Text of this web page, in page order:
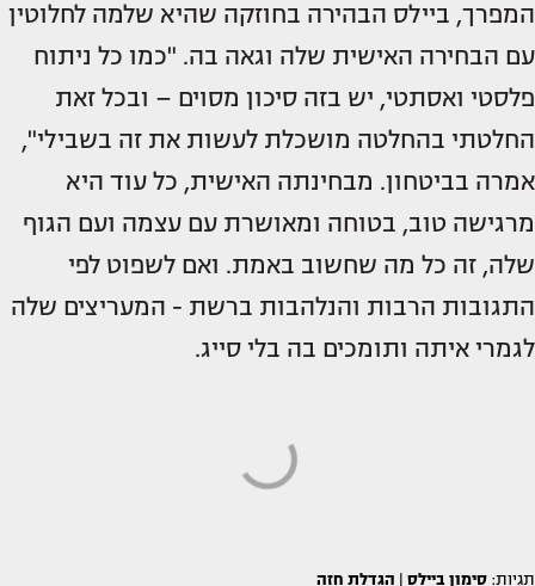
המפרך, ביילס הבהירה בחוזקה שהיא שלמה לחלוטין
עם הבחירה האישית שלה וגאה בה. "כמו כל ניתוח
פלסטי ואסתטי, יש בזה סיכון מסוים – ובכל זאת
החלטתי בהחלטה מושכלת לעשות את זה בשבילי",
אמרה בביטחון. מבחינתה האישית, כל עוד היא
מרגישה טוב, בטוחה ומאושרת עם עצמה ועם הגוף
שלה, זה כל מה שחשוב באמת. ואם לשפוט לפי
התגובות הרבות והנלהבות ברשת - המעריצים שלה
לגמרי איתה ותומכים בה בלי סייג.
תגיות: סימון ביילס הגדלת חזה